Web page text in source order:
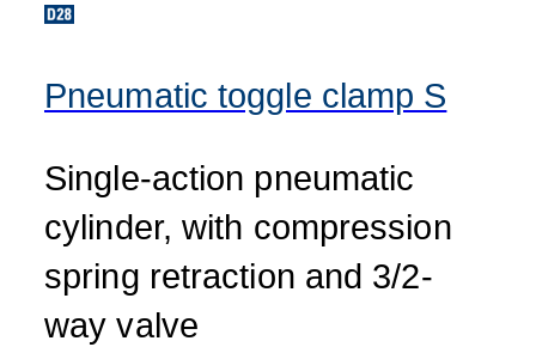
Pneumatic toggle clamp S
Single-action pneumatic
cylinder, with compression
spring retraction and 3/2-
way valve